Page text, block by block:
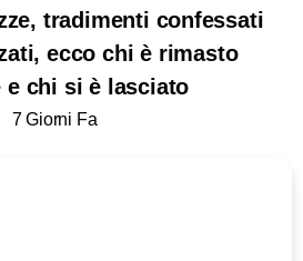
tradimenti confessati
ecco chi è rimasto
e chi si è lasciato
7 Giorni Fa